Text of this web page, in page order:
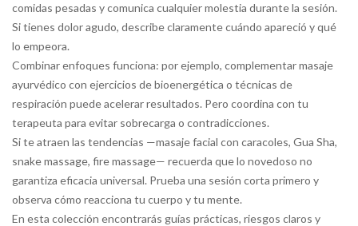
comidas pesadas y comunica cualquier molestia durante la sesión.
Si tienes dolor agudo, describe claramente cuándo apareció y qué
lo empeora.
Combinar enfoques funciona: por ejemplo, complementar masaje
ayurvédico con ejercicios de bioenergética o técnicas de
respiración puede acelerar resultados. Pero coordina con tu
terapeuta para evitar sobrecarga o contradicciones.
Si te atraen las tendencias —masaje facial con caracoles, Gua Sha,
snake massage, fire massage— recuerda que lo novedoso no
garantiza eficacia universal. Prueba una sesión corta primero y
observa cómo reacciona tu cuerpo y tu mente.
En esta colección encontrarás guías prácticas, riesgos claros y